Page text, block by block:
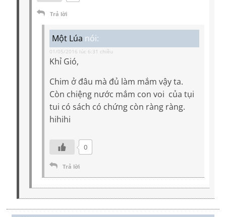
Trả lời
Một Lúa nói:
01/05/2016 lúc 6:31 chiều
Khỉ Gió,
Chim ở đâu mà đủ làm mắm vậy ta.
Còn chiệng nước mắm con voi của tụi
tui có sách có chứng còn ràng ràng.
hihihi
0
Trả lời